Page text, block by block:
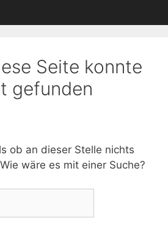
Seite konnte
gefunden
ob an dieser Stelle nichts
wäre es mit einer Suche?